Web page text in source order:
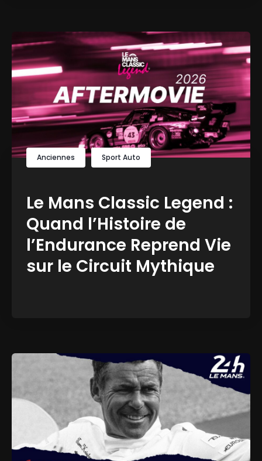
Anciennes Sport Auto
Le Mans Classic Legend :
Quand l’Histoire de
l’Endurance Reprend Vie
sur le Circuit Mythique